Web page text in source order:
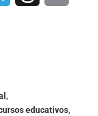
educativos